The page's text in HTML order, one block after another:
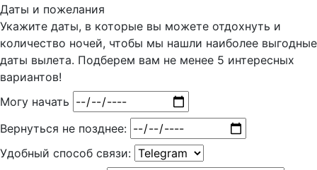
Даты и пожелания
Укажите даты, в которые вы можете отдохнуть и
количество ночей, чтобы мы нашли наиболее выгодные
даты вылета. Подберем вам не менее 5 интересных
вариантов!
Могу начать
Вернуться не позднее:
Удобный способ связи: